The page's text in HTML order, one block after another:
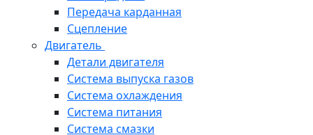
Передача карданная
Сцепление
Двигатель
Детали двигателя
Система выпуска газов
Система охлаждения
Система питания
Система смазки